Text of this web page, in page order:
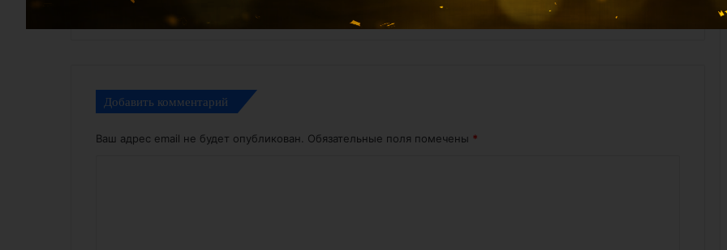
2 недели тому назад 4 недели тому назад
Добавить комментарий
Ваш адрес email не будет опубликован. Обязательные поля помечены *